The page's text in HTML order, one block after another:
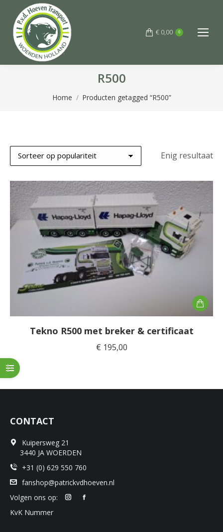
€ 0,00 0
R500
Je bent hier:
Home Producten getagged “R500”
Enig resultaat
Tekno R500 met breker & certificaat
€ 195,00
CONTACT
Kuipersweg 21
3440 JA WOERDEN
+31 (0) 629 550 760
fanshop@patrickvdhoeven.nl
Volgen ons op:
KvK Nummer